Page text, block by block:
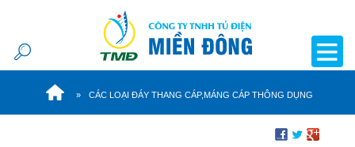
CÁC LOẠI ĐÁY THANG CÁP,MÁNG CÁP THÔNG DỤNG